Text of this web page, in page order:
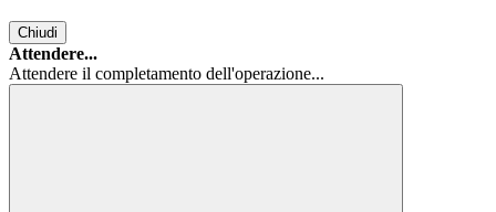
Chiudi
Attendere...
Attendere il completamento dell'operazione...